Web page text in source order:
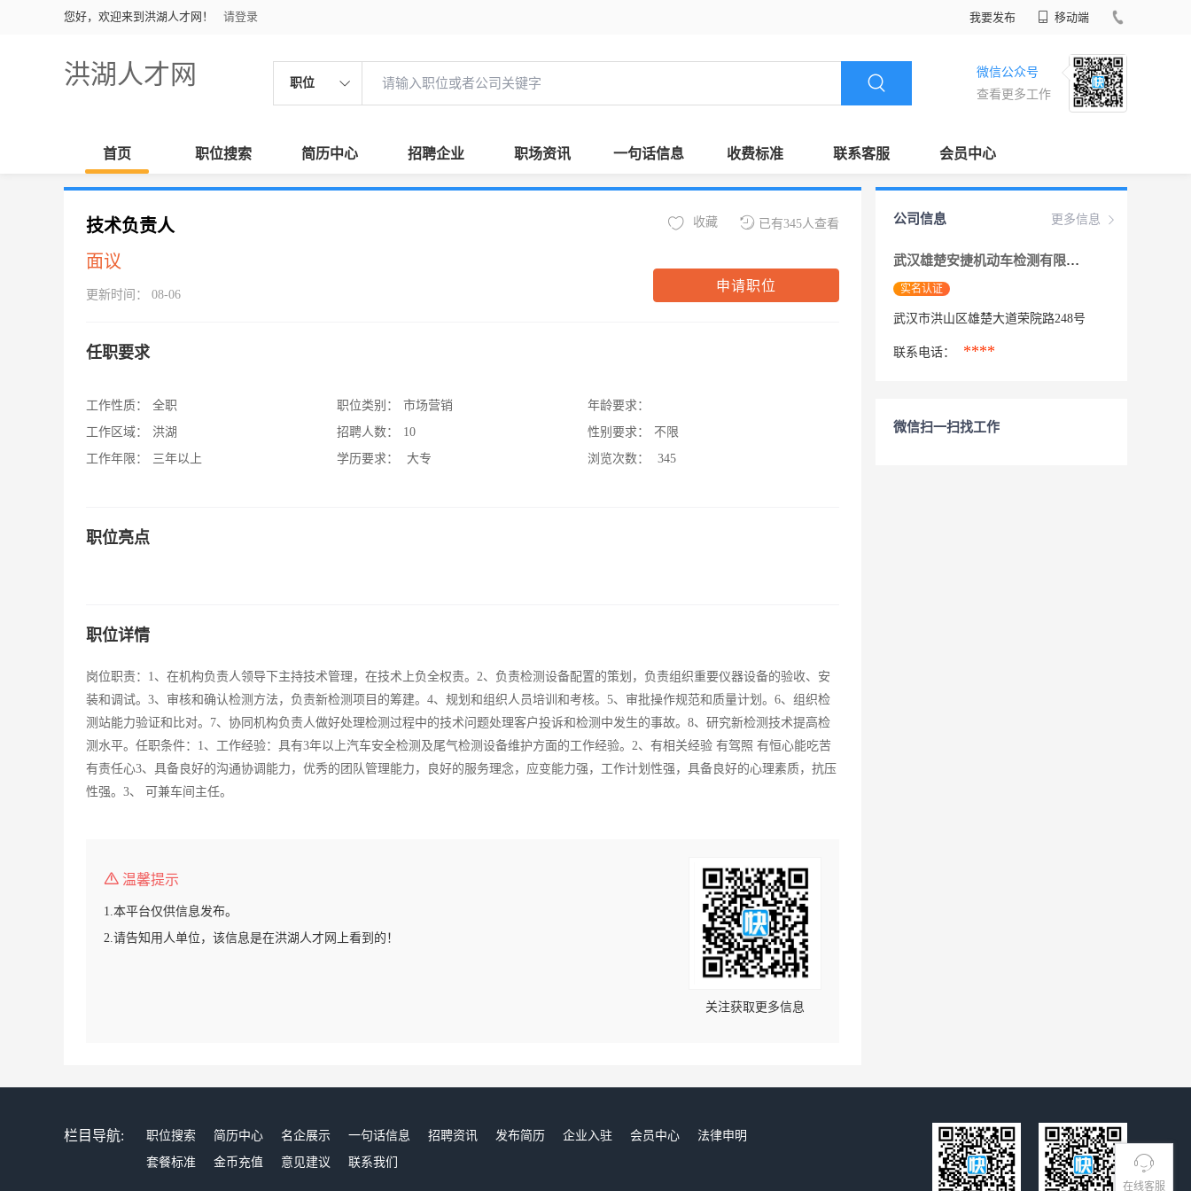
您好，欢迎来到洪湖人才网！ 请登录 我要发布 移动端
洪湖人才网 职位
微信公众号
查看更多工作
首页 职位搜索 简历中心 招聘企业 职场资讯 一句话信息 收费标准 联系客服 会员中心
在线客服
技术负责人
面议
更新时间： 08-06
已有345人查看
收藏
申请职位
任职要求
工作性质：
全职
工作区域：
洪湖
工作年限：
三年以上
职位类别：
市场营销
招聘人数：
10
学历要求：
大专
年龄要求：
性别要求：
不限
浏览次数：
345
职位亮点
职位详情
岗位职责：1、在机构负责人领导下主持技术管理，在技术上负全权责。2、负责检测设备配置的策划，负责组织重要仪器设备的验收、安
装和调试。3、审核和确认检测方法，负责新检测项目的筹建。4、规划和组织人员培训和考核。5、审批操作规范和质量计划。6、组织检
测站能力验证和比对。7、协同机构负责人做好处理检测过程中的技术问题处理客户投诉和检测中发生的事故。8、研究新检测技术提高检
测水平。任职条件：1、工作经验：具有3年以上汽车安全检测及尾气检测设备维护方面的工作经验。2、有相关经验 有驾照 有恒心能吃苦
有责任心3、具备良好的沟通协调能力，优秀的团队管理能力，良好的服务理念，应变能力强，工作计划性强，具备良好的心理素质，抗压
性强。3、 可兼车间主任。
温馨提示
1.本平台仅供信息发布。
2.请告知用人单位，该信息是在洪湖人才网上看到的！
关注获取更多信息
更多信息
公司信息
武汉雄楚安捷机动车检测有限公司
实名认证
武汉市洪山区雄楚大道荣院路248号
联系电话： ****
微信扫一扫找工作
栏目导航: 职位搜索 简历中心 名企展示 一句话信息 招聘资讯 发布简历 企业入驻 会员中心
法律申明
套餐标准
金币充值 意见建议 联系我们